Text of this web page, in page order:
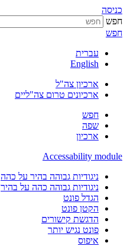
כניסה
חפש
חפש
עברית
English
ארכיון צה"ל
ארכיונים טרום צה"ליים
חפש
שפה
ארכיון
Accessability module
ניגודיות גבוהה בהיר על כהה
ניגודיות גבוהה כהה על בהיר
הגדל פונט
הקטן פונט
הדגשת קישורים
פונט נגיש יותר
איפוס